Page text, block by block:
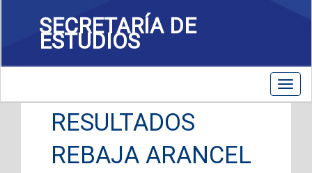
SECRETARÍA DE
ESTUDIOS
RESULTADOS
REBAJA ARANCEL